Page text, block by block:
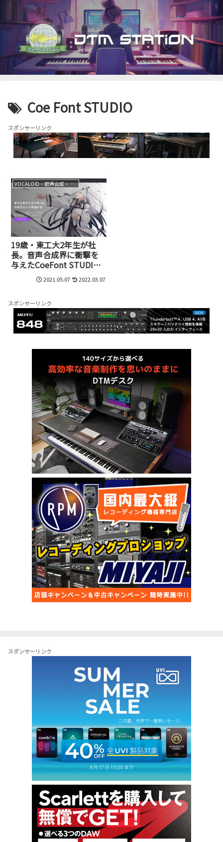
Coe Font STUDIO
スポンサーリンク
VOCALOID・歌声合成・音声合成
19歳・東工大2年生が社
長。音声合成界に衝撃を
与えたCoeFont STUDIO
が目指すこれからの世界
2021.05.07 2022.03.07
スポンサーリンク
スポンサーリンク